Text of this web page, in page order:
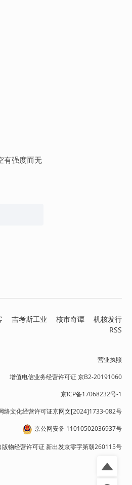
有强度而无
吉考斯工业 核市奇谭
机核发行
RSS
营业执照
增值电信业务经营许可证 京B2-20191060
京ICP备17068232号-1
络文化经营许可证京网文[2024]1733-082号
京公网安备 11010502036937号
版物经营许可证 新出发京零字第朝260115号